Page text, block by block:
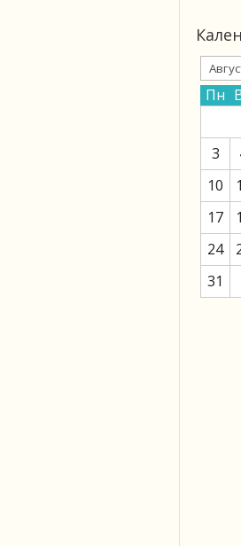
Пн
3
10
17
24
31